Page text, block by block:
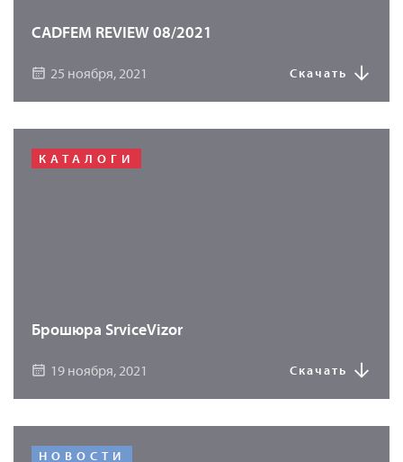
CADFEM REVIEW 08/2021
25 ноября, 2021 Скачать
КАТАЛОГИ
Брошюра SrviceVizor
19 ноября, 2021 Скачать
НОВОСТИ